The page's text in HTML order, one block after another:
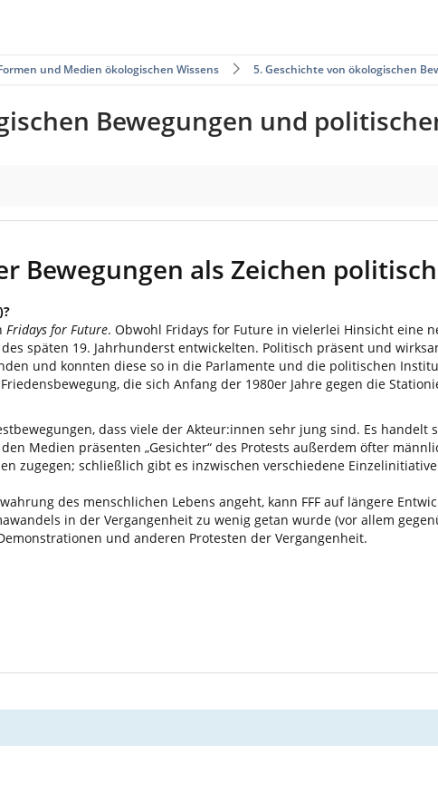
und Medien ökologischen Wissens 5. Geschichte von ökologischen
Bewegungen und
Wandels
Bewegungen als Zeichen
Fridays for Future. Obwohl Fridays for Future in vielerlei Hinsicht eine
späten 19. Jahrhunderst entwickelten. Politisch präsent und
und konnten diese so in die Parlamente und die politischen
die sich Anfang der 1980er Jahre gegen die
dass viele der Akteur:innen sehr jung sind. Es
Medien präsenten „Gesichter“ des Protests außerdem öfter
zugegen; schließlich gibt es inzwischen verschiedene
des menschlichen Lebens angeht, kann FFF auf längere
in der Vergangenheit zu wenig getan wurde (vor allem
und anderen Protesten der Vergangenheit.